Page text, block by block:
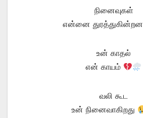
நினைவுகள்
என்னை துரத்துகின்றன
உன் காதல்
என் காயம்
வலி கூட
உன் நினைவாகிறது